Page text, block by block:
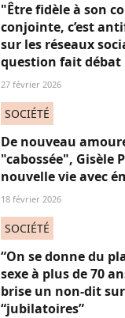
"Être fidèle à son
conjointe, c’est
sur les réseaux
question fait débat
27 février 2026
SOCIÉTÉ
De nouveau
"cabossée", Gisèle
nouvelle vie avec
18 février 2026
SOCIÉTÉ
“On se donne du
sexe à plus de 70
brise un non-dit
“jubilatoires”